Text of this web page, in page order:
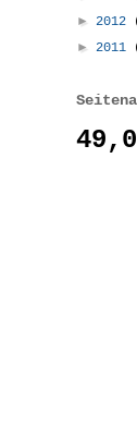
► 2012
► 2011